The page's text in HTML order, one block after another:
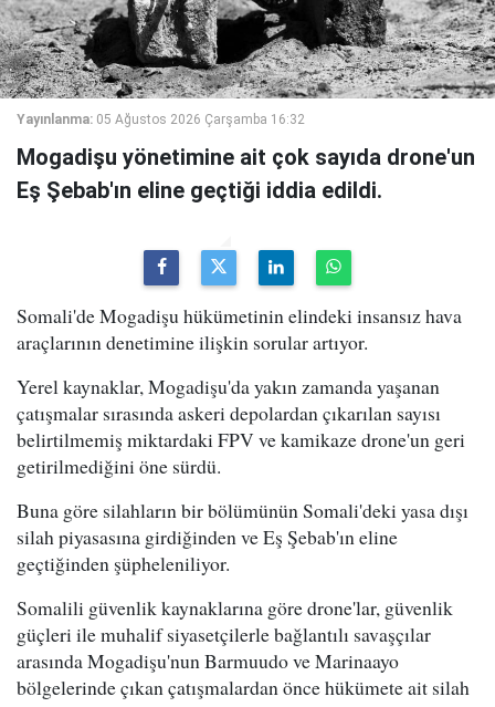
Yayınlanma: 05 Ağustos 2026 Çarşamba 16:32
Mogadişu yönetimine ait çok sayıda drone'un
Eş Şebab'ın eline geçtiği iddia edildi.
Somali'de Mogadişu hükümetinin elindeki insansız hava
araçlarının denetimine ilişkin sorular artıyor.
Yerel kaynaklar, Mogadişu'da yakın zamanda yaşanan
çatışmalar sırasında askeri depolardan çıkarılan sayısı
belirtilmemiş miktardaki FPV ve kamikaze drone'un geri
getirilmediğini öne sürdü.
Buna göre silahların bir bölümünün Somali'deki yasa dışı
silah piyasasına girdiğinden ve Eş Şebab'ın eline
geçtiğinden şüpheleniliyor.
Somalili güvenlik kaynaklarına göre drone'lar, güvenlik
güçleri ile muhalif siyasetçilerle bağlantılı savaşçılar
arasında Mogadişu'nun Barmuudo ve Marinaayo
bölgelerinde çıkan çatışmalardan önce hükümete ait silah